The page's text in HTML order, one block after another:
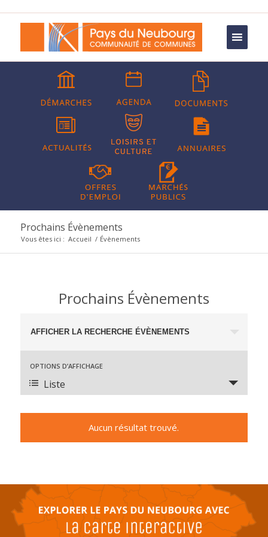
Prochains Évènements
Vous êtes ici : Accueil / Évènements
Prochains Évènements
et
navigation
de
vues
Évènements
AFFICHER LA RECHERCHE ÉVÈNEMENTS
Navigation
de
vues
OPTIONS D’AFFICHAGE
Liste
Aucun résultat trouvé.